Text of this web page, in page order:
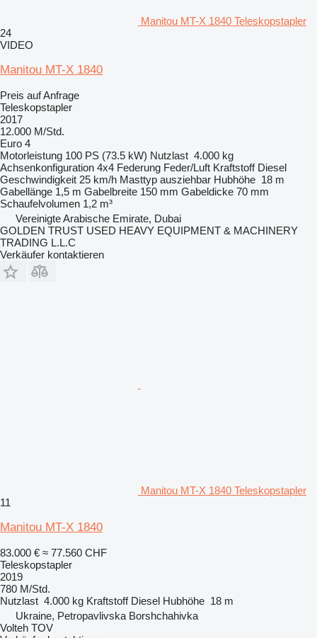
Manitou MT-X 1840 Teleskopstapler
24
VIDEO
Manitou MT-X 1840
Preis auf Anfrage
Teleskopstapler
2017
12.000 M/Std.
Euro 4
Motorleistung 100 PS (73.5 kW) Nutzlast 4.000 kg
Achsenkonfiguration 4x4 Federung Feder/Luft Kraftstoff Diesel
Geschwindigkeit 25 km/h Masttyp ausziehbar Hubhöhe 18 m
Gabellänge 1,5 m Gabelbreite 150 mm Gabeldicke 70 mm
Schaufelvolumen 1,2 m³
Vereinigte Arabische Emirate, Dubai
GOLDEN TRUST USED HEAVY EQUIPMENT & MACHINERY
TRADING L.L.C
Verkäufer kontaktieren
Manitou MT-X 1840 Teleskopstapler
11
Manitou MT-X 1840
83.000 € ≈ 77.560 CHF
Teleskopstapler
2019
780 M/Std.
Nutzlast 4.000 kg Kraftstoff Diesel Hubhöhe 18 m
Ukraine, Petropavlivska Borshchahivka
Volteh TOV